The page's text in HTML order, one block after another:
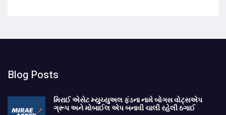
Blog Posts
મિરાઈ એસેટ મ્યુચ્યુઅલ ફંડના નામે બોગસ વોટ્સએપ
ગ્રૂપ અને મોબાઈલ એપ બનાવી ચાલી રહેલી ઠગાઈ